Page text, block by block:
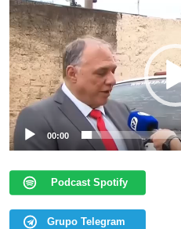
Tocador
de
vídeo
00:00
Podcast Spotify
Grupo Telegram